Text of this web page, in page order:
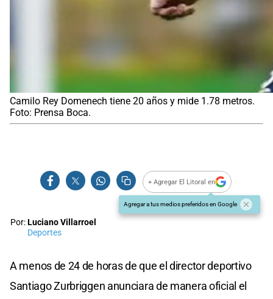
Camilo Rey Domenech tiene 20 años y mide 1.78 metros.
Foto: Prensa Boca.
+ Agregar El Litoral en
Agregar a tus medios preferidos en Google
Por:Luciano Villarroel
Deportes
A menos de 24 de horas de que el director deportivo
Santiago Zurbriggen anunciara de manera oficial el